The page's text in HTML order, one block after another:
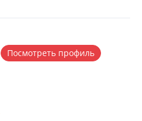
Посмотреть профиль